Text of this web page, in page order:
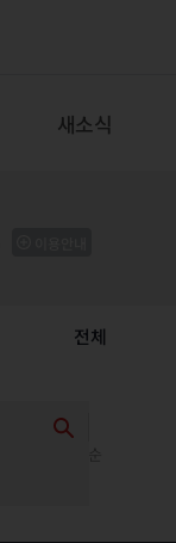
새소식
전체